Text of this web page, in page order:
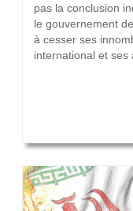
pas la conclusion
le gouvernement
à cesser ses
international et ses